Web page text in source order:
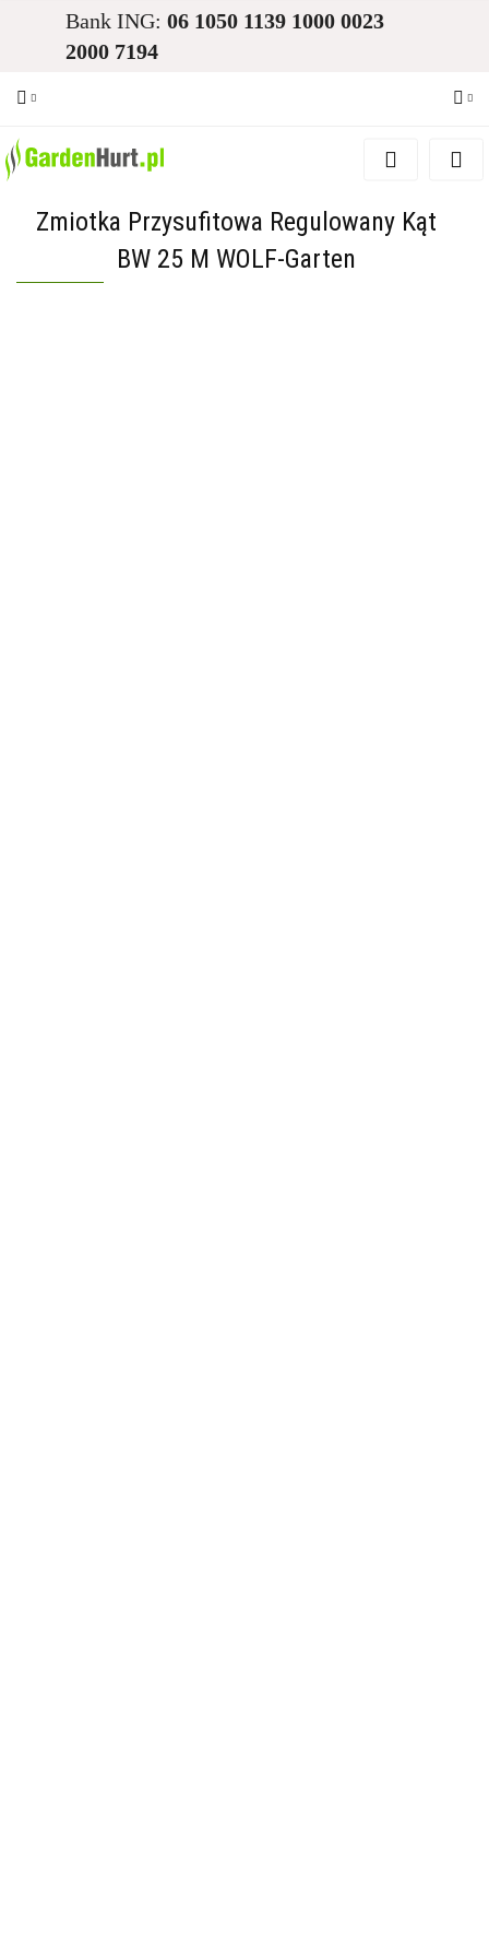
Bank ING: 06 1050 1139 1000 0023
2000 7194
Zaloguj się
Dodaj zgłoszenie
Zmiotka Przysufitowa Regulowany Kąt
BW 25 M WOLF-Garten